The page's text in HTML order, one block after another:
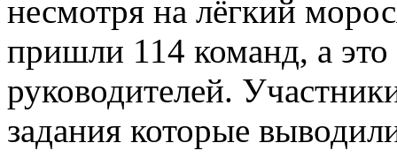
несмотря на лёгкий
пришли 114 команд, а это
руководителей.
задания которые